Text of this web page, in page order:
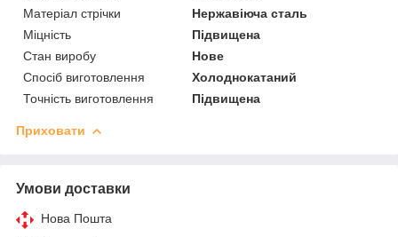
Матеріал стрічки
Нержавіюча сталь
Міцність
Підвищена
Стан виробу
Нове
Спосіб виготовлення
Холоднокатаний
Точність виготовлення
Підвищена
Приховати
Умови доставки
Нова Пошта